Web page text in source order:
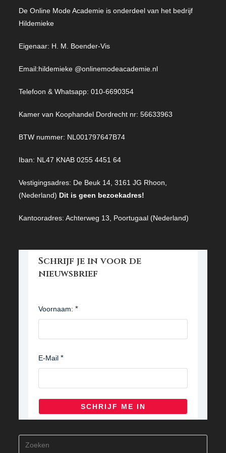
De Online Mode Academie is onderdeel van het bedrijf
Hildemieke
Eigenaar: H. M. Boender-Vis
Email:hildemieke @onlinemodeacademie.nl
Telefoon & Whatsapp: 010-6690354
Kamer van Koophandel Dordrecht nr: 56633963
BTW nummer: NL001797647B74
Iban: NL47 KNAB 0255 4451 64
Vestigingsadres: De Beuk 14, 3161 JG Rhoon,
(Nederland) Dit is geen bezoekadres!
Kantooradres: Achterweg 13, Poortugaal (Nederland)
Schrijf je in voor de
nieuwsbrief
Voornaam:
E-Mail
SCHRIJF ME IN